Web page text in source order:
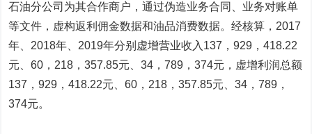
石油分公司为其合作商户，通过伪造业务合同、业务对账单
等文件，虚构返利佣金数据和油品消费数据。经核算，2017
年、2018年、2019年分别虚增营业收入137，929，418.22
元、60，218，357.85元、34，789，374元，虚增利润总额
137，929，418.22元、60，218，357.85元、34，789，
374元。